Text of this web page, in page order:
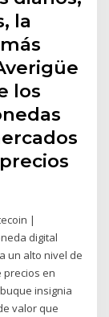
la
los
|
digital
un alto nivel de
precios en
insignia
valor que